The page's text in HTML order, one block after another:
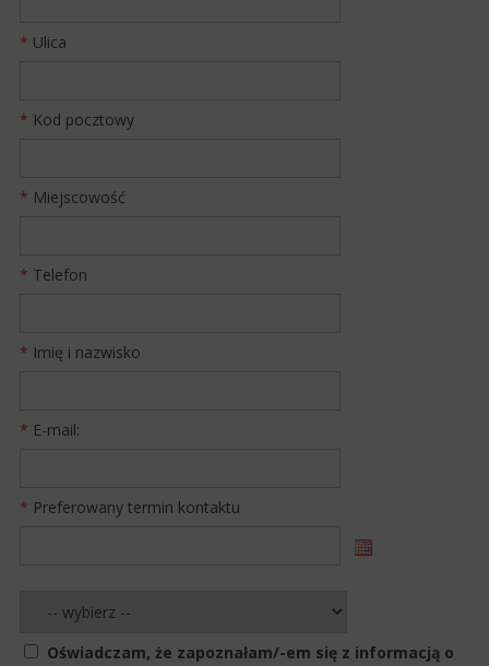
* Ulica
* Kod pocztowy
* Miejscowość
* Telefon
* Imię i nazwisko
* E-mail:
* Preferowany termin kontaktu
Oświadczam, że zapoznałam/-em się z informacją o